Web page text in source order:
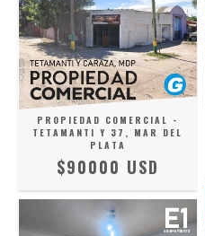
PROPIEDAD COMERCIAL -
TETAMANTI Y 37, MAR DEL
PLATA
$90000 USD